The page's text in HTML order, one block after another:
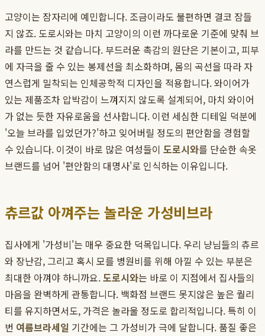
고양이는 잠자리에 예민합니다. 조금이라도 불편하면 결코 잠들
지 않죠. 도로시와는 마치 고양이의 이런 까다로운 기준에 맞춰 브
라를 만드는 것 같습니다. 부드러운 촉감의 원단은 기본이고, 피부
에 자극을 줄 수 있는 봉제선을 최소화하며, 몸의 곡선을 따라 자
연스럽게 밀착되는 인체공학적 디자인을 적용합니다. 와이어가
있는 제품조차 압박감이 느껴지지 않도록 설계되어, 마치 와이어
가 없는 듯한 자유로움을 선사합니다. 이런 세심한 디테일 덕분에
'오늘 브라를 입었던가?'하고 잊어버릴 정도의 편안함을 경험할
수 있습니다. 이것이 바로 많은 여성들이 도로시와를 단순한 속옷
브랜드를 넘어 '편안함의 대명사'로 인식하는 이유입니다.
츄르값 아껴주는 놀라운 가성비브라
집사에게 '가성비'는 매우 중요한 덕목입니다. 우리 냥님들의 츄르
와 장난감, 그리고 혹시 모를 병원비를 위해 아낄 수 있는 부분은
최대한 아껴야 하니까요.도로시와는 바로 이 지점에서 집사들의
마음을 완벽하게 관통합니다. 백화점 브랜드 못지않은 높은 퀄리
티를 유지하면서도, 가격은 놀라울 정도로 합리적입니다. 특히 이
번 여름브라세일 기간에는 그 가성비가 극에 달합니다. 품질 좋은